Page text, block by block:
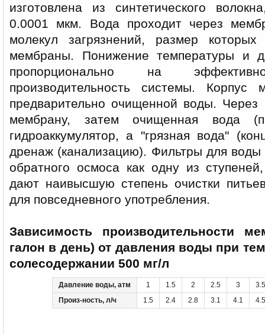
изготовлена из синтетического
0.0001 мкм. Вода проходит через
молекул загрязнений, размер
мембраны. Понижение температуры и
пропорционально на
производительность системы.
предварительно очищенной воды. Через
мембрану, затем очищенная вода
гидроаккумулятор, а "грязная вода"
дренаж (канализацию). Фильтры для
обратного осмоса как одну из
дают наивысшую степень очистки
для повседневного употребления.
Зависимость производительности
галон в день) от давления воды при
солесодержании 500 мг/л
Давление воды, атм 1 1.5 2 2.5 3
3.5
Произ-ность, л/ч
1.5 2.4 2.8 3.1 4.1 4.5